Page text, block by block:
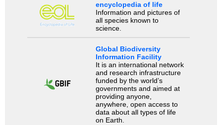
encyclopedia of life
Information and pictures of
all species known to
science.
Global Biodiversity
Information Facility
It is an international network
and research infrastructure
funded by the world’s
governments and aimed at
providing anyone,
anywhere, open access to
data about all types of life
on Earth.